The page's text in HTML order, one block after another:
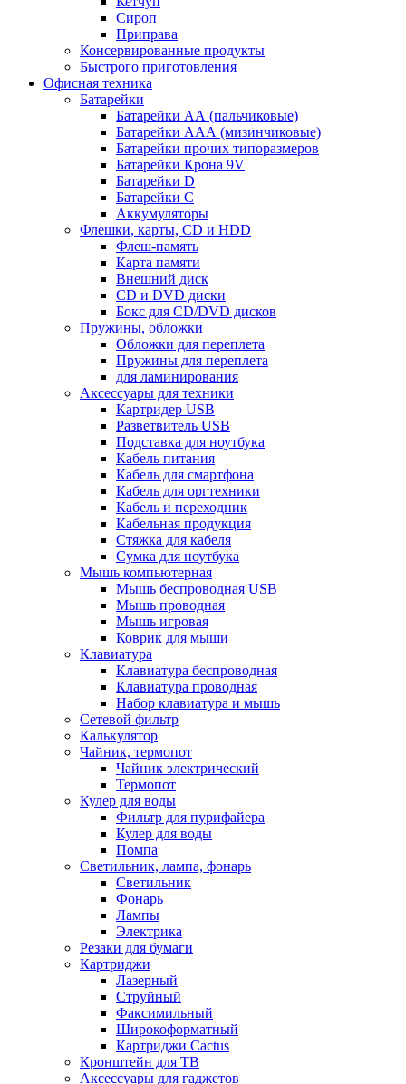
Сироп
Приправа
Консервированные продукты
Быстрого приготовления
Офисная техника
Батарейки
Батарейки АА (пальчиковые)
Батарейки ААА (мизинчиковые)
Батарейки прочих типоразмеров
Батарейки Крона 9V
Батарейки D
Батарейки С
Аккумуляторы
Флешки, карты, CD и HDD
Флеш-память
Карта памяти
Внешний диск
CD и DVD диски
Бокс для CD/DVD дисков
Пружины, обложки
Обложки для переплета
Пружины для переплета
для ламинирования
Аксессуары для техники
Картридер USB
Разветвитель USB
Подставка для ноутбука
Кабель питания
Кабель для смартфона
Кабель для оргтехники
Кабель и переходник
Кабельная продукция
Стяжка для кабеля
Сумка для ноутбука
Мышь компьютерная
Мышь беспроводная USB
Мышь проводная
Мышь игровая
Коврик для мыши
Клавиатура
Клавиатура беспроводная
Клавиатура проводная
Набор клавиатура и мышь
Сетевой фильтр
Калькулятор
Чайник, термопот
Чайник электрический
Термопот
Кулер для воды
Фильтр для пурифайера
Кулер для воды
Помпа
Светильник, лампа, фонарь
Светильник
Фонарь
Лампы
Электрика
Резаки для бумаги
Картриджи
Лазерный
Струйный
Факсимильный
Широкоформатный
Картриджи Cactus
Кронштейн для ТВ
Аксессуары для гаджетов